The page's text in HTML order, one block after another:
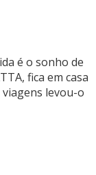
é o sonho de
fica em casa
levou-o